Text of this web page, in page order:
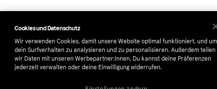
Cookies und Datenschutz
Wir verwenden Cookies, damit unsere Website optimal funktioniert, und um
dein Surfverhalten zu analysieren und zu personalisieren. Außerdem teilen
wir Daten mit unseren Werbepartner:innen. Du kannst deine Präferenzen
jederzeit verwalten oder deine Einwilligung widerrufen.